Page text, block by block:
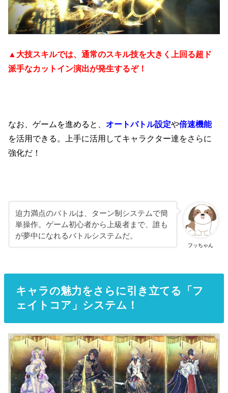
▲大技スキルでは、通常のスキル技を大きく上回る超ド
派手なカットイン演出が発生するぞ！
なお、ゲームを進めると、 オートバトル設定や倍速機能
を活用できる。上手に活用してキャラクター達をさらに
強化だ！
フッちゃん
迫力満点のバトルは、ターン制システムで簡
単操作。ゲーム初心者から上級者まで、誰も
が夢中になれるバトルシステムだ。
キャラの魅力をさらに引き立てる
「フ
ェイトコア」システム！